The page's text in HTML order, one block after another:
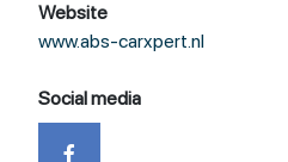
Website
www.abs-carxpert.nl
Social media